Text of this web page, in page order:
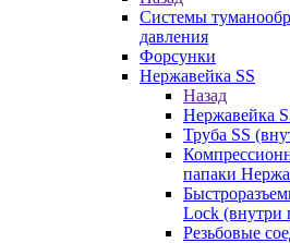
Системы
давления
Форсунки
Нержавейка SS
Назад
Нержавейка
Труба SS
папаки
Lock (внутри
Резьбовые